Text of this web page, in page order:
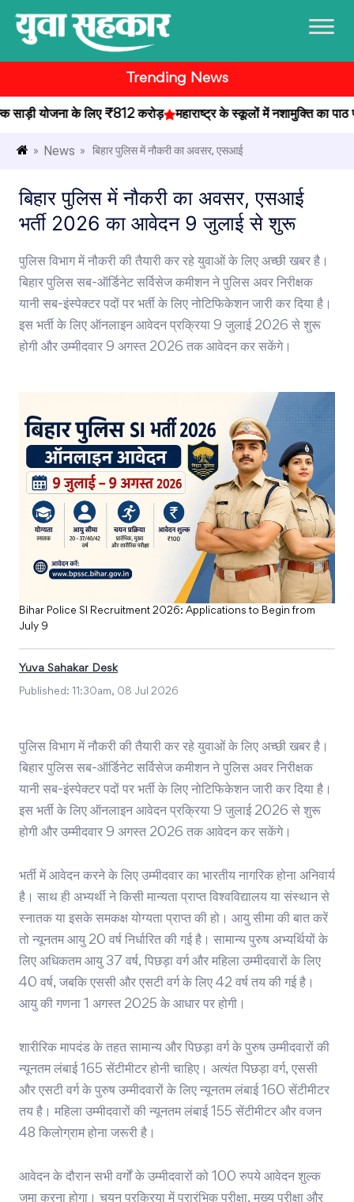
Trending News
योजना के लिए ₹812 करोड़ महाराष्ट्र के स्कूलों में नशामुक्ति का पाठ
» News » बिहार पुलिस में नौकरी का अवसर, एसआई
बिहार पुलिस में नौकरी का अवसर, एसआई
भर्ती 2026 का आवेदन 9 जुलाई से शुरू
पुलिस विभाग में नौकरी की तैयारी कर रहे युवाओं के लिए अच्छी खबर है।
बिहार पुलिस सब-ऑर्डिनेट सर्विसेज कमीशन ने पुलिस अवर निरीक्षक
यानी सब-इंस्पेक्टर पदों पर भर्ती के लिए नोटिफिकेशन जारी कर दिया है।
इस भर्ती के लिए ऑनलाइन आवेदन प्रक्रिया 9 जुलाई 2026 से शुरू
होगी और उम्मीदवार 9 अगस्त 2026 तक आवेदन कर सकेंगे।
Bihar Police SI Recruitment 2026: Applications to Begin from
July 9
Yuva Sahakar Desk
Published: 11:30am, 08 Jul 2026
पुलिस विभाग में नौकरी की तैयारी कर रहे युवाओं के लिए अच्छी खबर है।
बिहार पुलिस सब-ऑर्डिनेट सर्विसेज कमीशन ने पुलिस अवर निरीक्षक
यानी सब-इंस्पेक्टर पदों पर भर्ती के लिए नोटिफिकेशन जारी कर दिया है।
इस भर्ती के लिए ऑनलाइन आवेदन प्रक्रिया 9 जुलाई 2026 से शुरू
होगी और उम्मीदवार 9 अगस्त 2026 तक आवेदन कर सकेंगे।
भर्ती में आवेदन करने के लिए उम्मीदवार का भारतीय नागरिक होना अनिवार्य
है। साथ ही अभ्यर्थी ने किसी मान्यता प्राप्त विश्वविद्यालय या संस्थान से
स्नातक या इसके समकक्ष योग्यता प्राप्त की हो। आयु सीमा की बात करें
तो न्यूनतम आयु 20 वर्ष निर्धारित की गई है। सामान्य पुरुष अभ्यर्थियों के
लिए अधिकतम आयु 37 वर्ष, पिछड़ा वर्ग और महिला उम्मीदवारों के लिए
40 वर्ष, जबकि एससी और एसटी वर्ग के लिए 42 वर्ष तय की गई है।
आयु की गणना 1 अगस्त 2025 के आधार पर होगी।
शारीरिक मापदंड के तहत सामान्य और पिछड़ा वर्ग के पुरुष उम्मीदवारों की
न्यूनतम लंबाई 165 सेंटीमीटर होनी चाहिए। अत्यंत पिछड़ा वर्ग, एससी
और एसटी वर्ग के पुरुष उम्मीदवारों के लिए न्यूनतम लंबाई 160 सेंटीमीटर
तय है। महिला उम्मीदवारों की न्यूनतम लंबाई 155 सेंटीमीटर और वजन
48 किलोग्राम होना जरूरी है।
आवेदन के दौरान सभी वर्गों के उम्मीदवारों को 100 रुपये आवेदन शुल्क
जमा करना होगा। चयन प्रक्रिया में प्रारंभिक परीक्षा, मुख्य परीक्षा और